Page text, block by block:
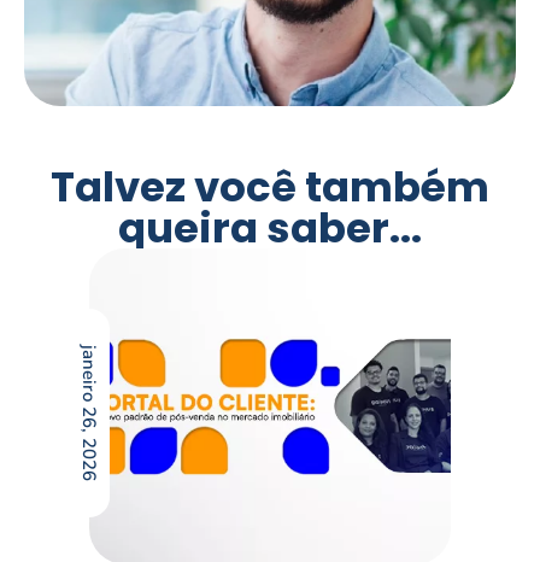
Talvez você também
queira saber...
janeiro 26, 2026